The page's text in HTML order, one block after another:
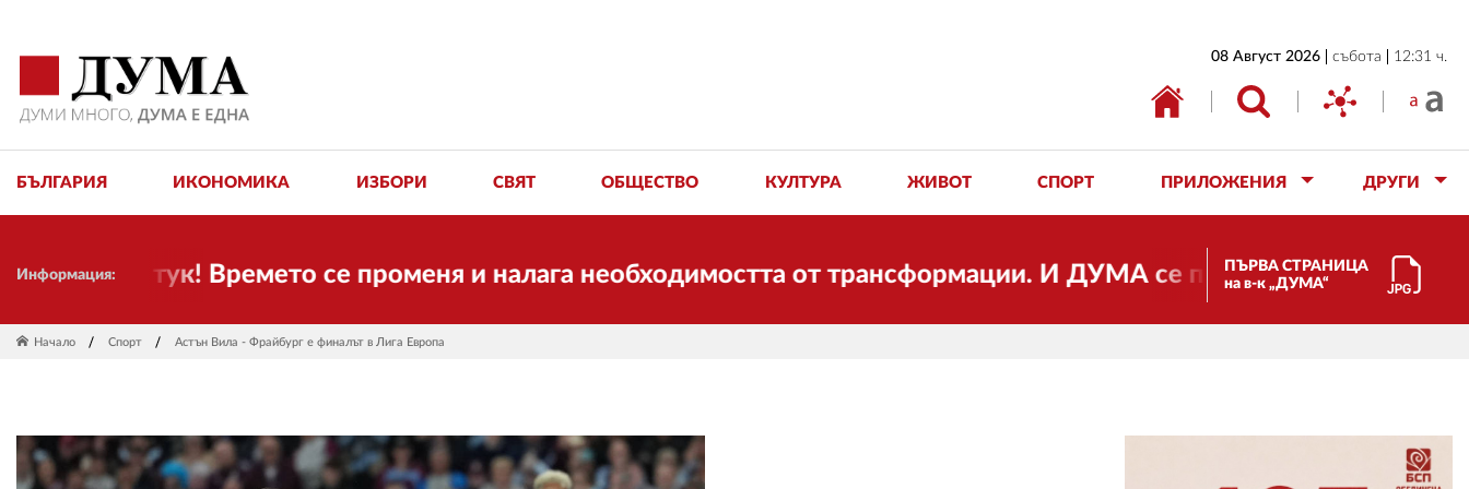
08 Август 2026 събота 12:31 ч.
БЪЛГАРИЯ ИКОНОМИКА ИЗБОРИ СВЯТ ОБЩЕСТВО КУЛТУРА ЖИВОТ СПОРТ ПРИЛОЖЕНИЯ ДРУГИ
Информация:
тук! Времето се променя и налага необходимостта от трансформации. И ДУМА се променя и ставаПЪРВА СТРАНИЦА
на в-к „ДУМА“
Начало Спорт Астън Вила - Фрайбург е финалът в Лига Европа
ИКОНОМИКА
ОБЩЕСТВО